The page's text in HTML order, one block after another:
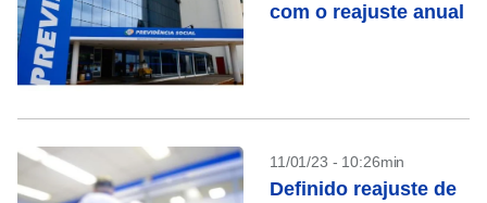
com o reajuste anual
11/01/23 - 10:26min
Definido reajuste de